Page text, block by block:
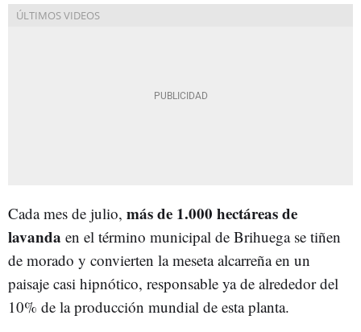
Cada mes de julio, más de 1.000 hectáreas de
lavanda en el término municipal de Brihuega se tiñen
de morado y convierten la meseta alcarreña en un
paisaje casi hipnótico, responsable ya de alrededor del
10% de la producción mundial de esta planta.